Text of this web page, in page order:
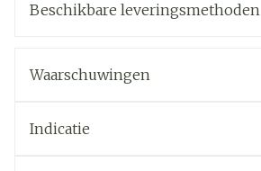
Beschikbare leveringsmethoden
Waarschuwingen
Indicatie